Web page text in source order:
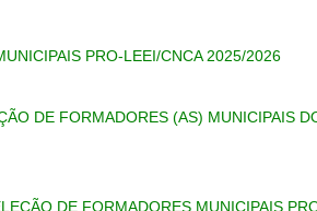
PRO-LEEI/CNCA 2025/2026
DE FORMADORES (AS) MUNICIPAIS
DE FORMADORES MUNICIPAIS